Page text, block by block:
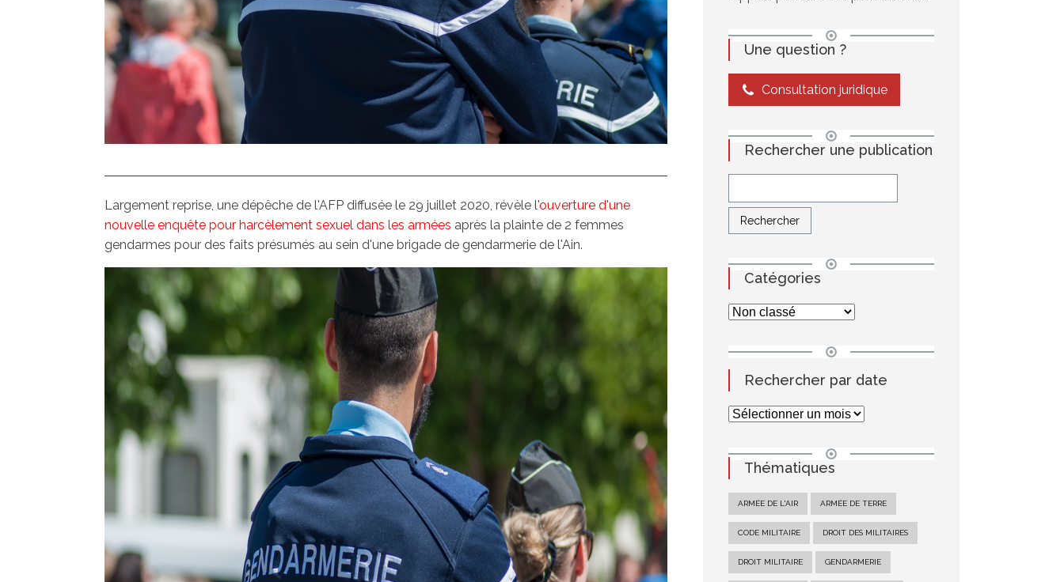
Largement reprise, une dépêche de l'AFP diffusée le 29 juillet 2020, révèle l'ouverture d'une
nouvelle enquête pour harcèlement sexuel dans les armées après la plainte de 2 femmes
gendarmes pour des faits présumés au sein d'une brigade de gendarmerie de l'Ain.
Une question ?
Consultation juridique
Rechercher une publication
Catégories
Rechercher par date
Thématiques
ARMÉE DE L'AIR ARMÉE DE TERRE
CODE MILITAIRE DROIT DES MILITAIRES
DROIT MILITAIRE GENDARMERIE